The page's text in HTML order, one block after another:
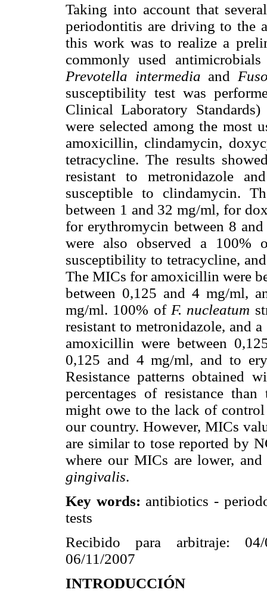
Taking into account that
periodontitis are driving to the
this work was to realize a
commonly used
Prevotella intermedia and
susceptibility test was
Clinical Laboratory
were selected among the most
amoxicillin, clindamycin,
tetracycline. The results
resistant to metronidazole
susceptible to clindamycin.
between 1 and 32 mg/ml, for
for erythromycin between 8
were also observed a 100%
susceptibility to tetracycline,
The MICs for amoxicillin were
between 0,125 and 4 mg/ml,
mg/ml. 100% of F. nucleatum
resistant to metronidazole, and
amoxicillin were between
0,125 and 4mg/ml, and to
Resistance patterns obtained
percentages of resistance
might owe to the lack of
our country. However, MICs
are similar to tose reported by
where our MICs are lower,
gingivalis.
Key words: antibiotics -
tests
Recibido para arbitraje:
06/11/2007
INTRODUCCIÓN